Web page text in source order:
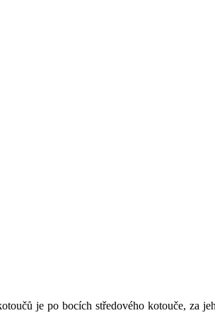
je po bocích středového kotouče, za